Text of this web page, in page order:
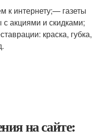
к интернету;— газеты
акциями и скидками;
краска, губка,
на сайте: